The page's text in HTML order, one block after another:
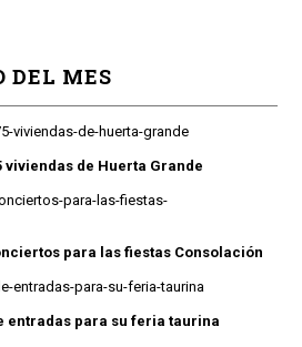
DEL MES
viviendas de Huerta Grande
para las fiestas Consolación
entradas para su feria taurina